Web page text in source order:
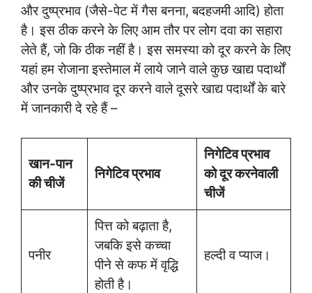
और दुष्प्रभाव (जैसे-पेट में गैस बनना, बदहजमी आदि) होता
है। इस ठीक करने के लिए आम तौर पर लोग दवा का सहारा
लेते हैं, जो कि ठीक नहीं है। इस समस्या को दूर करने के लिए
यहां हम रोजाना इस्तेमाल में लाये जाने वाले कुछ खाद्य पदार्थों
और उनके दुष्प्रभाव दूर करने वाले दूसरे खाद्य पदार्थों के बारे
में जानकारी दे रहे हैं –
खान-पान
की चीजें
निगेटिव प्रभाव
निगेटिव प्रभाव
को दूर करनेवाली
चीजें
पनीर
पित्त को बढ़ाता है,
जबकि इसे कच्चा
पीने से कफ में वृद्धि
होती है।
हल्दी व प्याज।